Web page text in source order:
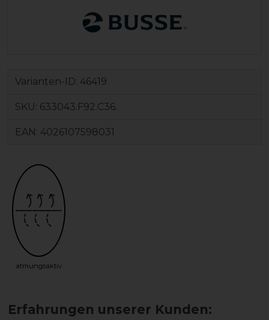
Varianten-ID: 46419
SKU: 633043.F92.C36.
EAN: 4026107598031
atmungsaktiv